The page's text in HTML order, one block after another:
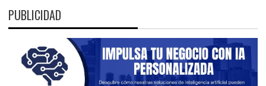
PUBLICIDAD